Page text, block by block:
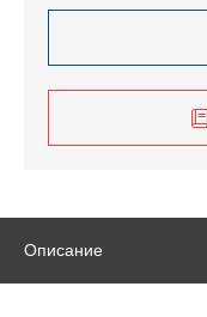
Описание